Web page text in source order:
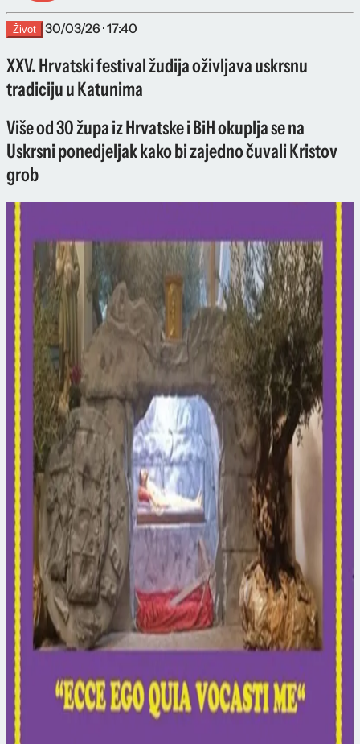
Život 30/03/26 · 17:40
XXV. Hrvatski festival žudija oživljava uskrsnu
tradiciju u Katunima
Više od 30 župa iz Hrvatske i BiH okuplja se na
Uskrsni ponedjeljak kako bi zajedno čuvali Kristov
grob